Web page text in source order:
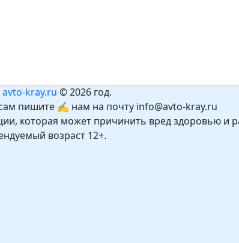
avto-kray.ru © 2026 год.
пишите ✍ нам на почту info@avto-kray.ru
которая может причинить вред здоровью и
возраст 12+.